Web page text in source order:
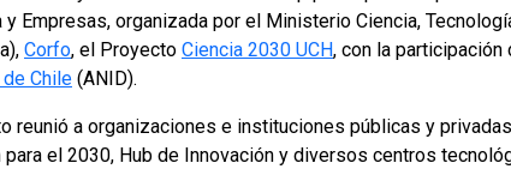
y Empresas, organizada por el Ministerio Ciencia,
Corfo, el Proyecto Ciencia 2030 UCH, con la participación
Chile (ANID).
reunió a organizaciones e instituciones públicas y
para el 2030, Hub de Innovación y diversos centros